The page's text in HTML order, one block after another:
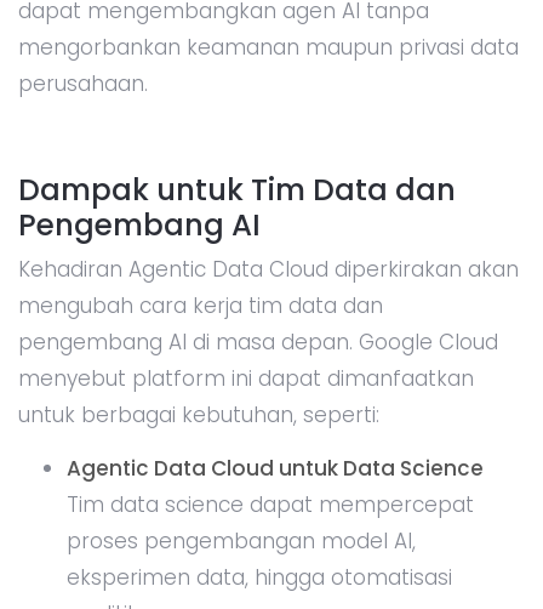
dapat mengembangkan agen AI tanpa
mengorbankan keamanan maupun privasi data
perusahaan.
Dampak untuk Tim Data dan
Pengembang AI
Kehadiran Agentic Data Cloud diperkirakan akan
mengubah cara kerja tim data dan
pengembang AI di masa depan. Google Cloud
menyebut platform ini dapat dimanfaatkan
untuk berbagai kebutuhan, seperti:
Agentic Data Cloud untuk Data Science
Tim data science dapat mempercepat
proses pengembangan model AI,
eksperimen data, hingga otomatisasi